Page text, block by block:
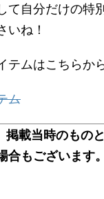
て自分だけの特
いね！
ムはこちらか
ム
載当時のもの
合もございます